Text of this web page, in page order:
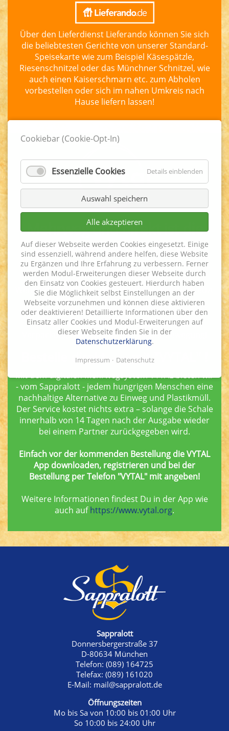
Über den Lieferdienst Lieferando können Sie sich
die beliebtesten Gerichte von unserer Standard-
Speisekarte wie zum Beispiel Käsespätzle,
Riesenschnitzel oder das Münchner Schnitzel, wie
auch einen Kaiserschmarn etc. zum Abholen
vorbestellen oder sich im nahen Umkreis nach
Hause liefern lassen!
Mehrweg und direkt ist die
sauberste Lösung für die
Umwelt ...
Wenn im Alltagsstress die Essenspläne durchkreuzt
und Essen ins Büro oder nach Hause
mitgenommen wird, bleibt am Ende immer ein
großer Berg Müll zurück. Spare mit uns
Verpackungsmüll und werde Teil der Bewegung!
Bestelle direkt ... - mit "VYTAL" !
Mit dem digitalen Mehrwegsystem VYTAL bieten wir
- vom Sappralott - jedem hungrigen Menschen eine
nachhaltige Alternative zu Einweg und Plastikmüll.
Der Service kostet nichts extra – solange die Schale
innerhalb von 14 Tagen nach der Ausgabe wieder
bei einem Partner zurückgegeben wird.
Einfach vor der kommenden Bestellung die VYTAL
App downloaden, registrieren und bei der
Bestellung per Telefon "VYTAL" mit angeben!
Weitere Informationen findest Du in der App wie
auch aufhttps://www.vytal.org.
Sappralott
Donnersbergerstraße 37
D-80634 München
Telefon: (089) 164725
Telefax: (089) 161020
E-Mail: mail@sappralott.de
Öffnungszeiten
Mo bis Sa von 10:00 bis 01:00 Uhr
So 10:00 bis 24:00 Uhr
Cookiebar (Cookie-Opt-In)
Essenzielle Cookies Details einblenden
Auswahl speichern
Alle akzeptieren
Auf dieser Webseite werden Cookies eingesetzt. Einige
sind essenziell, während andere helfen, diese Website
zu Ergänzen und Ihre Erfahrung zu verbessern. Ferner
werden Modul-Erweiterungen dieser Webseite durch
den Einsatz von Cookies gesteuert. Hierdurch haben
Sie die Möglichkeit selbst Einstellungen an der
Webseite vorzunehmen und können diese aktivieren
oder deaktivieren! Detaillierte Informationen über den
Einsatz aller Cookies und Modul-Erweiterungen auf
dieser Webseite finden Sie in der
Datenschutzerklärung.
Impressum Datenschutz